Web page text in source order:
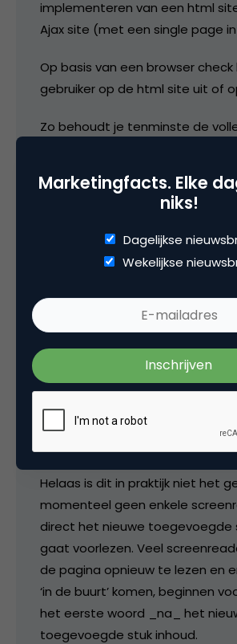
implementeren van een html
Ajax site (met een single page
Op basis van een browser
gebruiker op de html site uit of
Zo behoudt je tenminste de
Tim Hofman
“Voor blinden betekent dat
de screen-reader het nieuwe
voorlezen.”
Helaas is dit in praktijk niet het
momenteel geen enkele
direct het nieuwe toegevoegde
gaat voorlezen. Veel
de pagina opnieuw te lezen en
‘in de buurt’ komen, beginnen
het eerste woord _na_ het
toegevoegde stuk inhoud.
Marketingfacts. Elke
niks!
Dagelijkse
Wekelijkse